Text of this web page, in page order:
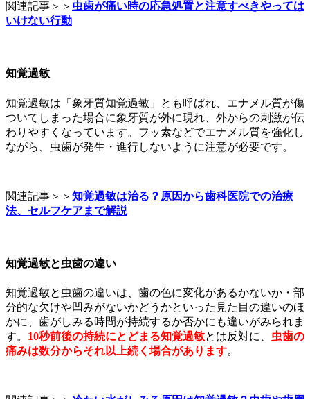
関連記事＞＞ 虫歯が痛い時の応急処置と注意すべきやっては
いけない行動
知覚過敏
知覚過敏は「象牙質知覚過敏」とも呼ばれ、エナメル質が傷
ついてしまった場合に象牙質が外に現れ、外からの刺激が伝
わりやすくなっています。フッ素などでエナメル質を強化し
ながら、虫歯が発生・進行しないように注意が必要です。
関連記事＞＞ 知覚過敏は治る？原因から歯科医院での治療
法、セルフケアまで解説
知覚過敏と虫歯の違い
知覚過敏と虫歯の違いは、歯の色に変化があるかないか・部
分的な欠けや凹みがないかどうかといった見た目の違いのほ
かに、歯がしみる時間が持続するか否かにも違いがみられま
す。 10秒前後の持続にとどまる知覚過敏とは反対に、 虫歯の
痛みは数分からそれ以上続く場合があります。